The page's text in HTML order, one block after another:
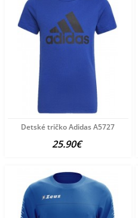
Detské tričko Adidas A5727
25.90€